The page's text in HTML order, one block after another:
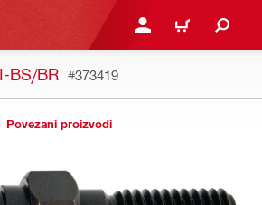
PRIJAVI SE ILI SE
KOŠARICA
BS/BR #373419
Povezani proizvodi